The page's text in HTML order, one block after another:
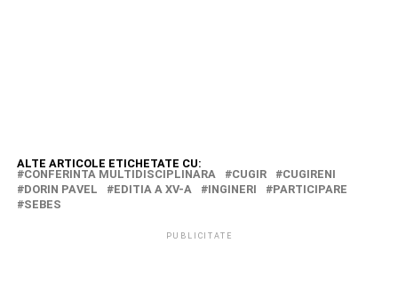
ALTE ARTICOLE ETICHETATE CU:
CONFERINTA MULTIDISCIPLINARA
CUGIR
CUGIRENI
DORIN PAVEL
EDITIA A XV-A INGINERI
PARTICIPARE
SEBES
PUBLICITATE